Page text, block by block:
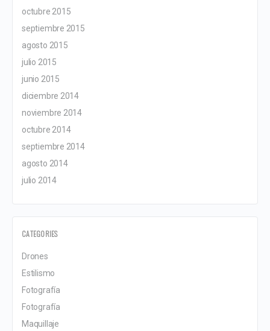
octubre 2015
septiembre 2015
agosto 2015
julio 2015
junio 2015
diciembre 2014
noviembre 2014
octubre 2014
septiembre 2014
agosto 2014
julio 2014
CATEGORIES
Drones
Estilismo
Fotografía
Fotografía
Maquillaje